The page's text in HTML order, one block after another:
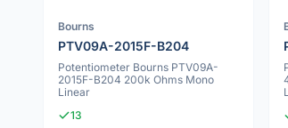
Bourns
PTV09A-2015F-B204
Potentiometer Bourns PTV09A-
2015F-B204 200k Ohms Mono
Linear
13